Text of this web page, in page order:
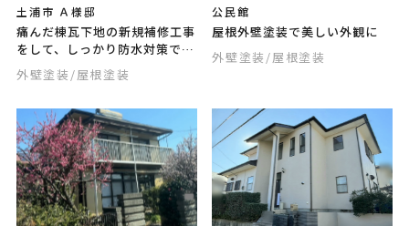
土浦市 Ａ様邸
痛んだ棟瓦下地の新規補修工事
をして、しっかり防水対策でき
ました
外壁塗装 /屋根塗装
公民館
屋根外壁塗装で美しい外観に
外壁塗装 /屋根塗装